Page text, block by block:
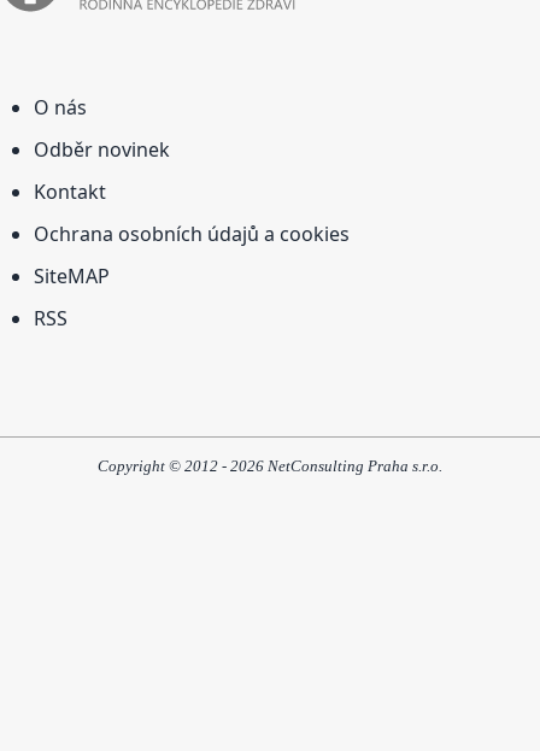
O nás
Odběr novinek
Kontakt
Ochrana osobních údajů a cookies
SiteMAP
RSS
Copyright © 2012 - 2026 NetConsulting Praha s.r.o.